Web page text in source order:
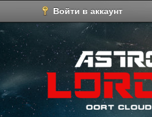
Войти в аккаунт